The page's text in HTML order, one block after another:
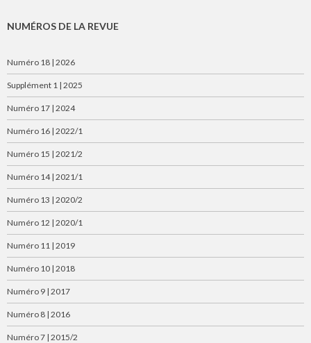
NUMÉROS DE LA REVUE
Numéro 18 | 2026
Supplément 1 | 2025
Numéro 17 | 2024
Numéro 16 | 2022/1
Numéro 15 | 2021/2
Numéro 14 | 2021/1
Numéro 13 | 2020/2
Numéro 12 | 2020/1
Numéro 11 | 2019
Numéro 10 | 2018
Numéro 9 | 2017
Numéro 8 | 2016
Numéro 7 | 2015/2